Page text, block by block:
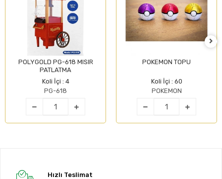
POLYGOLD PG-618 MISIR
PATLATMA
Koli İçi : 4
PG-618
POKEMON TOPU
Koli İçi : 60
POKEMON
Hızlı Teslimat